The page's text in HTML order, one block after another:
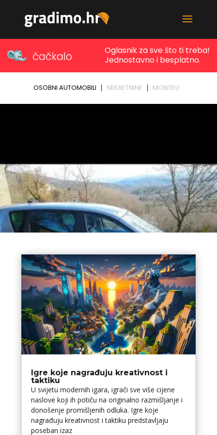
Igre koje nagrađuju kreativnost i
taktiku
U svijetu modernih igara, igrači sve više cijene
naslove koji ih potiču na originalno razmišljanje i
donošenje promišljenih odluka. Igre koje
nagrađuju kreativnost i taktiku predstavljaju
poseban izaz